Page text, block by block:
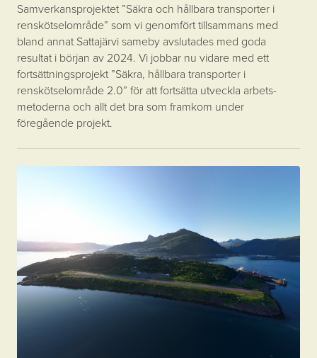
Samverkansprojektet ”Säkra och hållbara transporter i
renskötselområde” som vi genomfört tillsammans med
bland annat Sattajärvi sameby avslutades med goda
resultat i början av 2024. Vi jobbar nu vidare med ett
fortsättningsprojekt ”Säkra, hållbara transporter i
renskötselområde 2.0” för att fortsätta utveckla arbets­
metoderna och allt det bra som framkom under
föregående projekt.